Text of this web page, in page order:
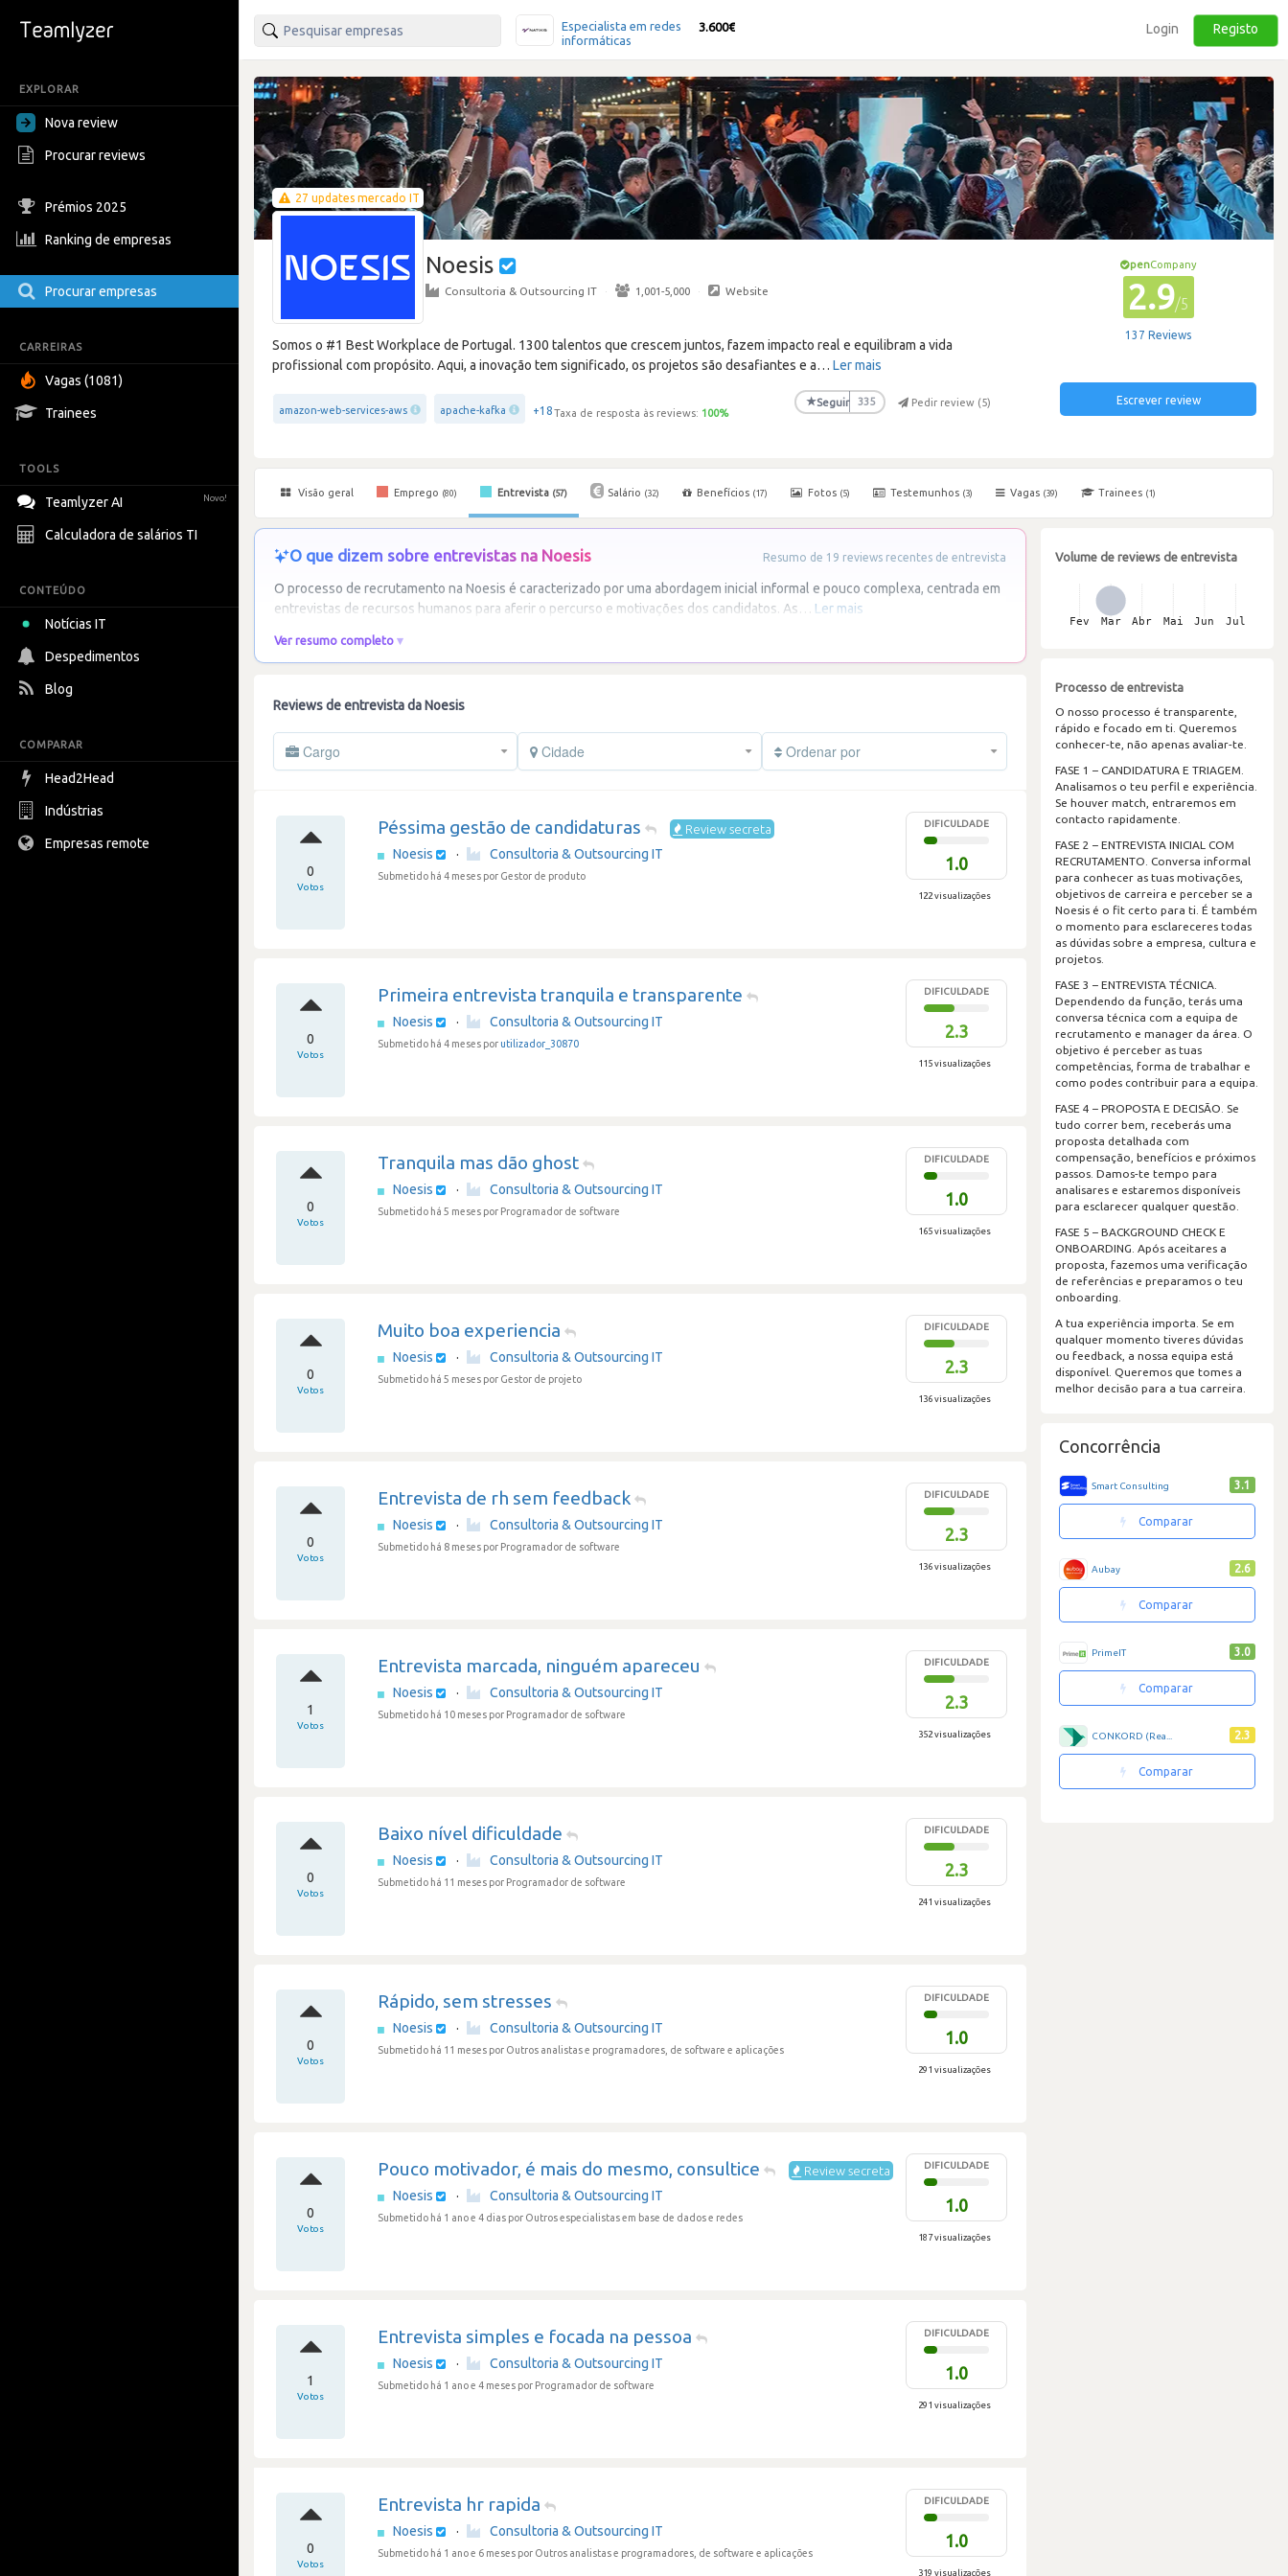
EXPLORAR
Nova review
Procurar reviews
Prémios 2025
Ranking de empresas
Procurar empresas
CARREIRAS
Vagas (1081)
Trainees
TOOLS
Teamlyzer AI Novo!
Calculadora de salários TI
CONTEÚDO
Notícias IT
Despedimentos
Blog
COMPARAR
Head2Head
Indústrias
Empresas remote
Especialista em redes
informáticas
3.600€ Login Registo
27 updates mercado IT
Noesis
Consultoria & Outsourcing IT · 1,001-5,000 · Website
Somos o #1 Best Workplace de Portugal. 1300 talentos que crescem juntos, fazem impacto real e equilibram a vida
profissional com propósito. Aqui, a inovação tem significado, os projetos são desafiantes e a… Ler mais
amazon-web-services-aws apache-kafka +18Taxa de resposta às reviews: 100%
★Seguir 335 Pedir review (5)
penCompany
2.9/5
137 Reviews
Escrever review
Visão geral Emprego (80) Entrevista (57) Salário (32) Benefícios (17) Fotos (5) Testemunhos (3) Vagas (39) Trainees (1)
O que dizem sobre entrevistas na Noesis Resumo de 19 reviews recentes de entrevista
O processo de recrutamento na Noesis é caracterizado por uma abordagem inicial informal e pouco complexa, centrada em
entrevistas de recursos humanos para aferir o percurso e motivações dos candidatos. As… Ler mais
Ver resumo completo
Reviews de entrevista da Noesis
Cargo Cidade Ordenar por
0
Votos
Péssima gestão de candidaturas Review secreta
Noesis · Consultoria & Outsourcing IT
Submetido há 4 meses por Gestor de produto
DIFICULDADE
1.0
122 visualizações
0
Votos
Primeira entrevista tranquila e transparente
Noesis · Consultoria & Outsourcing IT
Submetido há 4 meses por utilizador_30870
DIFICULDADE
2.3
115 visualizações
0
Votos
Tranquila mas dão ghost
Noesis · Consultoria & Outsourcing IT
Submetido há 5 meses por Programador de software
DIFICULDADE
1.0
165 visualizações
0
Votos
Muito boa experiencia
Noesis · Consultoria & Outsourcing IT
Submetido há 5 meses por Gestor de projeto
DIFICULDADE
2.3
136 visualizações
0
Votos
Entrevista de rh sem feedback
Noesis · Consultoria & Outsourcing IT
Submetido há 8 meses por Programador de software
DIFICULDADE
2.3
136 visualizações
1
Votos
Entrevista marcada, ninguém apareceu
Noesis · Consultoria & Outsourcing IT
Submetido há 10 meses por Programador de software
DIFICULDADE
2.3
352 visualizações
0
Votos
Baixo nível dificuldade
Noesis · Consultoria & Outsourcing IT
Submetido há 11 meses por Programador de software
DIFICULDADE
2.3
241 visualizações
0
Votos
Rápido, sem stresses
Noesis · Consultoria & Outsourcing IT
Submetido há 11 meses por Outros analistas e programadores, de software e aplicações
DIFICULDADE
1.0
291 visualizações
0
Votos
Pouco motivador, é mais do mesmo, consultice Review secreta
Noesis · Consultoria & Outsourcing IT
Submetido há 1 ano e 4 dias por Outros especialistas em base de dados e redes
DIFICULDADE
1.0
187 visualizações
1
Votos
Entrevista simples e focada na pessoa
Noesis · Consultoria & Outsourcing IT
Submetido há 1 ano e 4 meses por Programador de software
DIFICULDADE
1.0
291 visualizações
0
Votos
Entrevista hr rapida
Noesis · Consultoria & Outsourcing IT
Submetido há 1 ano e 6 meses por Outros analistas e programadores, de software e aplicações
DIFICULDADE
1.0
319 visualizações
Volume de reviews de entrevista
Processo de entrevista
O nosso processo é transparente,
rápido e focado em ti. Queremos
conhecer-te, não apenas avaliar-te.
FASE 1 – CANDIDATURA E TRIAGEM.
Analisamos o teu perfil e experiência.
Se houver match, entraremos em
contacto rapidamente.
FASE 2 – ENTREVISTA INICIAL COM
RECRUTAMENTO. Conversa informal
para conhecer as tuas motivações,
objetivos de carreira e perceber se a
Noesis é o fit certo para ti. É também
o momento para esclareceres todas
as dúvidas sobre a empresa, cultura e
projetos.
FASE 3 – ENTREVISTA TÉCNICA.
Dependendo da função, terás uma
conversa técnica com a equipa de
recrutamento e manager da área. O
objetivo é perceber as tuas
competências, forma de trabalhar e
como podes contribuir para a equipa.
FASE 4 – PROPOSTA E DECISÃO. Se
tudo correr bem, receberás uma
proposta detalhada com
compensação, benefícios e próximos
passos. Damos-te tempo para
analisares e estaremos disponíveis
para esclarecer qualquer questão.
FASE 5 – BACKGROUND CHECK E
ONBOARDING. Após aceitares a
proposta, fazemos uma verificação
de referências e preparamos o teu
onboarding.
A tua experiência importa. Se em
qualquer momento tiveres dúvidas
ou feedback, a nossa equipa está
disponível. Queremos que tomes a
melhor decisão para a tua carreira.
Concorrência
Smart Consulting 3.1
Comparar
Aubay 2.6
Comparar
PrimeIT 3.0
Comparar
CONKORD (Rea... 2.3
Comparar